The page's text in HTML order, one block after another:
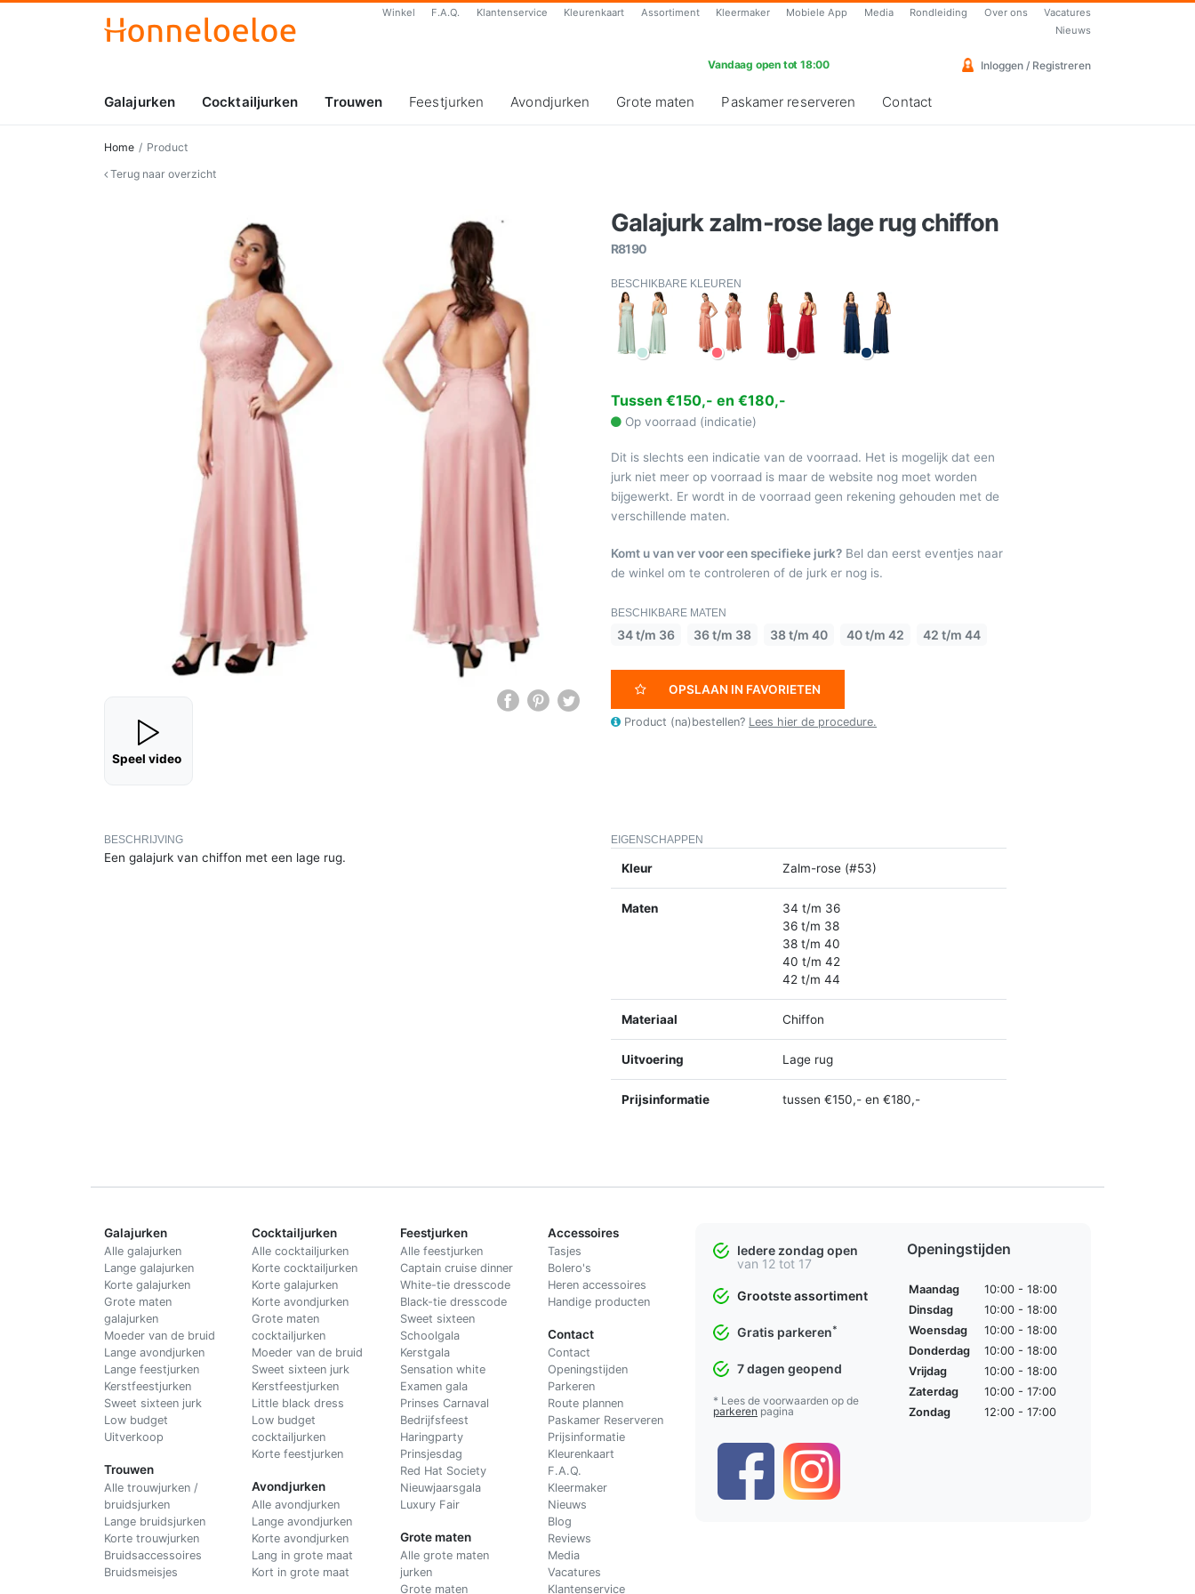
Winkel F.A.Q. Klantenservice Kleurenkaart Assortiment Kleermaker Mobiele App Media Rondleiding Over ons
Vacatures
Nieuws
Vandaag open tot 18:00 Inloggen / Registreren
Galajurken Cocktailjurken Trouwen Feestjurken Avondjurken Grote maten Paskamer reserveren Contact
Home
Product
Terug naar overzicht
Speel video
Galajurk zalm-rose lage rug chiffon
R8190
BESCHIKBARE KLEUREN
Tussen €150,- en €180,-
Op voorraad (indicatie)
Dit is slechts een indicatie van de voorraad. Het is mogelijk dat een
jurk niet meer op voorraad is maar de website nog moet worden
bijgewerkt. Er wordt in de voorraad geen rekening gehouden met de
verschillende maten.
Komt u van ver voor een specifieke jurk? Bel dan eerst eventjes naar
de winkel om te controleren of de jurk er nog is.
BESCHIKBARE MATEN
34 t/m 36 36 t/m 38 38 t/m 40 40 t/m 42 42 t/m 44
OPSLAAN IN FAVORIETEN
Product (na)bestellen? Lees hier de procedure.
BESCHRIJVING
Een galajurk van chiffon met een lage rug.
EIGENSCHAPPEN
Kleur Zalm-rose (#53)
Maten
34 t/m 36
36 t/m 38
38 t/m 40
40 t/m 42
42 t/m 44
Materiaal Chiffon
Uitvoering Lage rug
Prijsinformatie tussen €150,- en €180,-
Galajurken
Alle galajurken
Lange galajurken
Korte galajurken
Grote maten
galajurken
Moeder van de bruid
Lange avondjurken
Lange feestjurken
Kerstfeestjurken
Sweet sixteen jurk
Low budget
Uitverkoop
Trouwen
Alle trouwjurken /
bruidsjurken
Lange bruidsjurken
Korte trouwjurken
Bruidsaccessoires
Bruidsmeisjes
Cocktailjurken
Alle cocktailjurken
Korte cocktailjurken
Korte galajurken
Korte avondjurken
Grote maten
cocktailjurken
Moeder van de bruid
Sweet sixteen jurk
Kerstfeestjurken
Little black dress
Low budget
cocktailjurken
Korte feestjurken
Avondjurken
Alle avondjurken
Lange avondjurken
Korte avondjurken
Lang in grote maat
Kort in grote maat
Feestjurken
Alle feestjurken
Captain cruise dinner
White-tie dresscode
Black-tie dresscode
Sweet sixteen
Schoolgala
Kerstgala
Sensation white
Examen gala
Prinses Carnaval
Bedrijfsfeest
Haringparty
Prinsjesdag
Red Hat Society
Nieuwjaarsgala
Luxury Fair
Grote maten
Alle grote maten
jurken
Grote maten
Accessoires
Tasjes
Bolero's
Heren accessoires
Handige producten
Contact
Contact
Openingstijden
Parkeren
Route plannen
Paskamer Reserveren
Prijsinformatie
Kleurenkaart
F.A.Q.
Kleermaker
Nieuws
Blog
Reviews
Media
Vacatures
Klantenservice
Iedere zondag open
van 12 tot 17
Grootste assortiment
Gratis parkeren*
7 dagen geopend
* Lees de voorwaarden op de
parkeren pagina
Openingstijden
Maandag
10:00 - 18:00
Dinsdag
10:00 - 18:00
Woensdag
10:00 - 18:00
Donderdag
10:00 - 18:00
Vrijdag
10:00 - 18:00
Zaterdag
10:00 - 17:00
Zondag
12:00 - 17:00